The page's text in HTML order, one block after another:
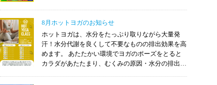
8月ホットヨガのお知らせ
ホットヨガは、水分をたっぷり取りながら大量発
汗！水分代謝を良くして不要なものの排出効果を高
めます。 あたたかい環境でヨガのポーズをとると
カラダがあたたまり、むくみの原因・水分の排出が